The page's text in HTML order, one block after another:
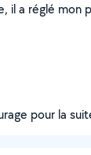
il a réglé
pour la